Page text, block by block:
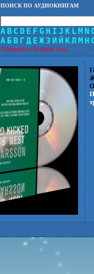
ПОИСК ПО АУДИОКНИГАМ
A B C D E F G H I J K L M N
А Б В Г Д Е Ж З И Й КЛ М Н
Аудиокниги, большая база.